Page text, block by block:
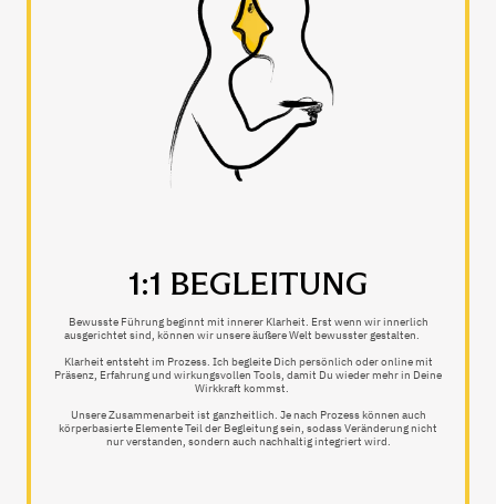
1:1 BEGLEITUNG
Bewusste Führung beginnt mit innerer Klarheit. Erst wenn wir innerlich
ausgerichtet sind, können wir unsere äußere Welt bewusster gestalten.
Klarheit entsteht im Prozess. Ich begleite Dich persönlich oder online mit
Präsenz, Erfahrung und wirkungsvollen Tools, damit Du wieder mehr in Deine
Wirkkraft kommst.
Unsere Zusammenarbeit ist ganzheitlich. Je nach Prozess können auch
körperbasierte Elemente Teil der Begleitung sein, sodass Veränderung nicht
nur verstanden, sondern auch nachhaltig integriert wird.